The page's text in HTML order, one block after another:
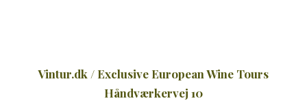
Vintur.dk / Exclusive European Wine Tours
Håndværkervej 10